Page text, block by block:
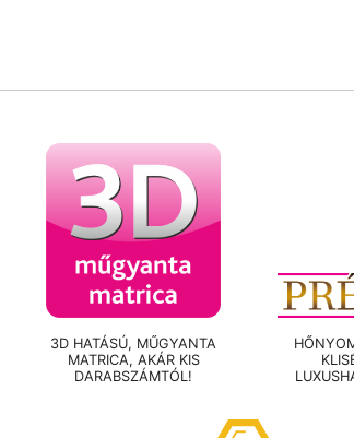
3D HATÁSÚ, MŰGYANTA
MATRICA, AKÁR KIS
DARABSZÁMTÓL!